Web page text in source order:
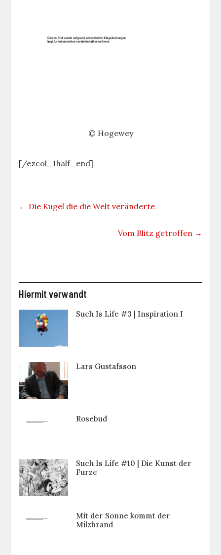
© Hogewey
[/ezcol_1half_end]
← Die Kugel die die Welt veränderte
Vom Blitz getroffen →
Hiermit verwandt
Such Is Life #3 | Inspiration I
Lars Gustafsson
Rosebud
Such Is Life #10 | Die Kunst der
Furze
Mit der Sonne kommt der
Milzbrand